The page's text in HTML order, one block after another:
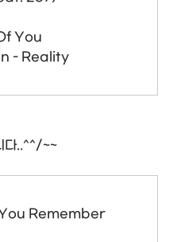
You
- Reality
다..^^/~~
Remember